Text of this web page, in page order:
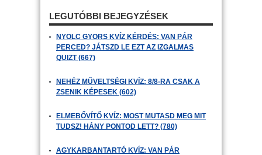
LEGUTÓBBI BEJEGYZÉSEK
NYOLC GYORS KVÍZ KÉRDÉS: VAN PÁR
PERCED? JÁTSZD LE EZT AZ IZGALMAS
QUIZT (667)
NEHÉZ MŰVELTSÉGI KVÍZ: 8/8-RA CSAK A
ZSENIK KÉPESEK (602)
ELMEBŐVÍTŐ KVÍZ: MOST MUTASD MEG MIT
TUDSZ! HÁNY PONTOD LETT? (780)
AGYKARBANTARTÓ KVÍZ: VAN PÁR